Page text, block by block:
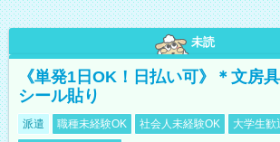
未読
《単発1日OK！日払い可》＊文房
シール貼り
派遣 職種未経験OK 社会人未経験OK 大学生歓